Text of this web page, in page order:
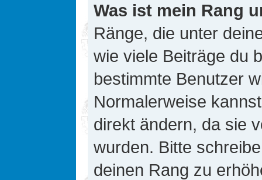
Was ist mein Rang
Ränge, die unter
wie viele Beiträge du
bestimmte Benutzer
Normalerweise
direkt ändern, da sie
wurden. Bitte
deinen Rang zu